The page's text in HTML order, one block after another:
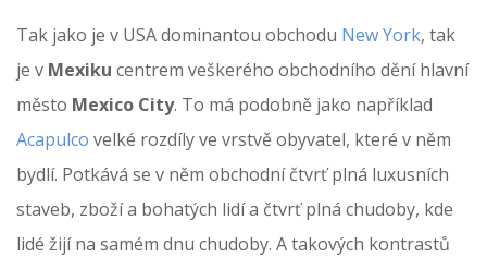
Tak jako je v USA dominantou obchodu New York, tak
je v Mexiku centrem veškerého obchodního dění hlavní
město Mexico City. To má podobně jako například
Acapulco velké rozdíly ve vrstvě obyvatel, které v něm
bydlí. Potkává se v něm obchodní čtvrť plná luxusních
staveb, zboží a bohatých lidí a čtvrť plná chudoby, kde
lidé žijí na samém dnu chudoby. A takových kontrastů